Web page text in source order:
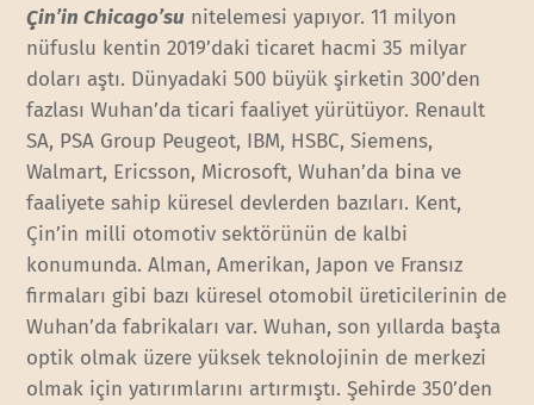
Çin’in Chicago’su nitelemesi yapıyor. 11 milyon
nüfuslu kentin 2019’daki ticaret hacmi 35 milyar
doları aştı. Dünyadaki 500 büyük şirketin 300’den
fazlası Wuhan’da ticari faaliyet yürütüyor. Renault
SA, PSA Group Peugeot, IBM, HSBC, Siemens,
Walmart, Ericsson, Microsoft, Wuhan’da bina ve
faaliyete sahip küresel devlerden bazıları. Kent,
Çin’in milli otomotiv sektörünün de kalbi
konumunda. Alman, Amerikan, Japon ve Fransız
firmaları gibi bazı küresel otomobil üreticilerinin de
Wuhan’da fabrikaları var. Wuhan, son yıllarda başta
optik olmak üzere yüksek teknolojinin de merkezi
olmak için yatırımlarını artırmıştı. Şehirde 350’den